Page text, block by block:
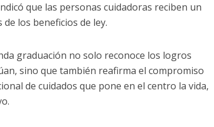
que las personas cuidadoras reciben un
los beneficios de ley.
graduación no solo reconoce los logros
sino que también reafirma el compromiso
de cuidados que pone en el centro la vida,